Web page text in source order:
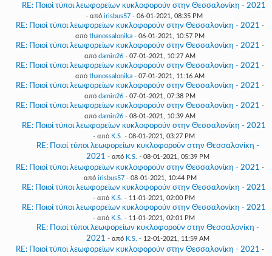
RE: Ποιοί τύποι λεωφορείων κυκλοφορούν στην Θεσσαλονίκη - 2021
- από irisbus57- 06-01-2021, 08:35 PM
RE: Ποιοί τύποι λεωφορείων κυκλοφορούν στην Θεσσαλονίκη - 2021 -
από thanossalonika - 06-01-2021, 10:57 PM
RE: Ποιοί τύποι λεωφορείων κυκλοφορούν στην Θεσσαλονίκη - 2021 -
από damin26 - 07-01-2021, 10:27 AM
RE: Ποιοί τύποι λεωφορείων κυκλοφορούν στην Θεσσαλονίκη - 2021 -
από thanossalonika - 07-01-2021, 11:16 AM
RE: Ποιοί τύποι λεωφορείων κυκλοφορούν στην Θεσσαλονίκη - 2021 -
από damin26 - 07-01-2021, 07:38 PM
RE: Ποιοί τύποι λεωφορείων κυκλοφορούν στην Θεσσαλονίκη - 2021 -
από damin26 - 08-01-2021, 10:39 AM
RE: Ποιοί τύποι λεωφορείων κυκλοφορούν στην Θεσσαλονίκη - 2021
- από K.S. - 08-01-2021, 03:27 PM
RE: Ποιοί τύποι λεωφορείων κυκλοφορούν στην Θεσσαλονίκη -
2021 - από K.S. - 08-01-2021, 05:39 PM
RE: Ποιοί τύποι λεωφορείων κυκλοφορούν στην Θεσσαλονίκη - 2021 -
από irisbus57- 08-01-2021, 10:44 PM
RE: Ποιοί τύποι λεωφορείων κυκλοφορούν στην Θεσσαλονίκη - 2021
- από K.S. - 11-01-2021, 02:00 PM
RE: Ποιοί τύποι λεωφορείων κυκλοφορούν στην Θεσσαλονίκη - 2021
- από K.S. - 11-01-2021, 02:01 PM
RE: Ποιοί τύποι λεωφορείων κυκλοφορούν στην Θεσσαλονίκη -
2021 - από K.S. - 12-01-2021, 11:59 AM
RE: Ποιοί τύποι λεωφορείων κυκλοφορούν στην Θεσσαλονίκη - 2021 -